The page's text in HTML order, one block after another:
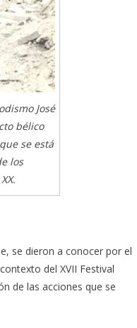
José
bélico
se está
los
se dieron a conocer por el
del XVII Festival
de las acciones que se